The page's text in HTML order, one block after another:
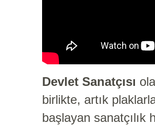
Devlet Sanatçısı
birlikte, artık
başlayan sanatçılık